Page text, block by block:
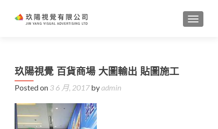
玖陽視覺 百貨商場 大圖輸出 貼圖施工
Posted on 3 6 月, 2017byadmin